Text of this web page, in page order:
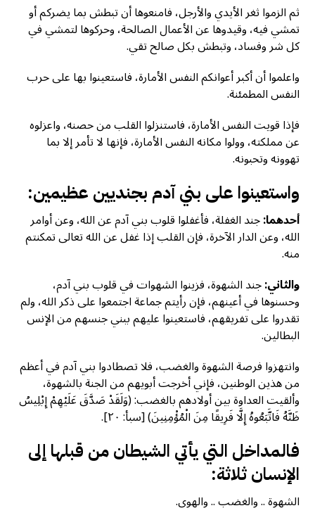
ثم الزموا ثغر الأيدي والأرجل، فامنعوها أن تبطش بما يضركم أو
تمشي فيه، وقيدوها عن الأعمال الصالحة، وحركوها لتمشي في
كل شر وفساد، وتبطش بكل صالح تقي.
واعلموا أن أكبر أعوانكم النفس الأمارة، فاستعينوا بها على حرب
النفس المطمئنة.
فإذا قويت النفس الأمارة، فاستنزلوا القلب من حصنه، واعزلوه
عن مملكته، وولوا مكانه النفس الأمارة، فإنها لا تأمر إلا بما
تهوونه وتحبونه.
واستعينوا على بني آدم بجنديين عظيمين:
أحدهما:جند الغفلة، فأغفلوا قلوب بني آدم عن الله، وعن أوامر
الله، وعن الدار الآخرة، فإن القلب إذا غفل عن الله تعالى تمكنتم
منه.
والثاني:جند الشهوة، فزينوا الشهوات في قلوب بني آدم،
وحسنوها في أعينهم، فإن رأيتم جماعة اجتمعوا على ذكر الله، ولم
تقدروا على تفريقهم، فاستعينوا عليهم ببني جنسهم من الإنس
البطالين.
وانتهزوا فرصة الشهوة والغضب، فلا تصطادوا بني آدم في أعظم
من هذين الوطنين، فإني أخرجت أبويهم من الجنة بالشهوة،
وألقيت العداوة بين أولادهم بالغضب: (وَلَقَدْ صَدَّقَ عَلَيْهِمْ إِبْلِيسُ
ظَنَّهُ فَاتَّبَعُوهُ إِلَّا فَرِيقًا مِنَ الْمُؤْمِنِينَ) [سبأ: ٢٠].
فالمداخل التي يأتي الشيطان من قبلها إلى
الإنسان ثلاثة:
الشهوة .. والغضب .. والهوى.